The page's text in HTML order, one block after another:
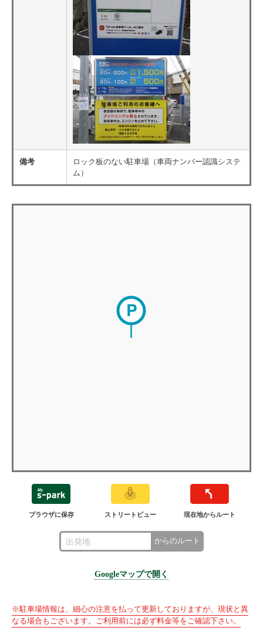
備考
ロック板のない駐車場（車両ナンバー認識システ
ム）
ブラウザに保存 ストリートビュー 現在地からルート
からのルート
Googleマップで開く
※駐車場情報は、細心の注意を払って更新しておりますが、現状と異
なる場合もございます。ご利用前には必ず料金等をご確認下さい。